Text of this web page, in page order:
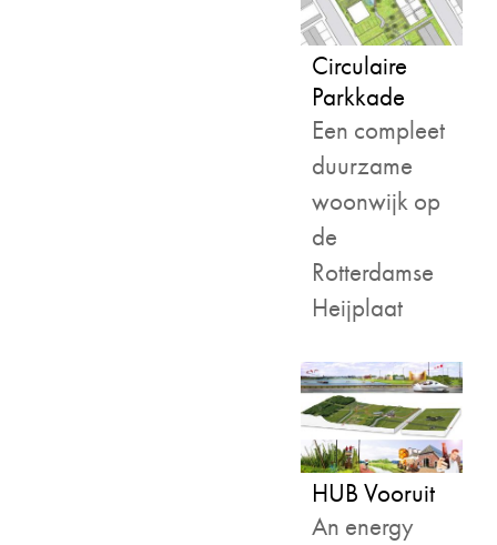
Circulaire
Parkkade
Een compleet
duurzame
woonwijk op
de
Rotterdamse
Heijplaat
HUB Vooruit
An energy